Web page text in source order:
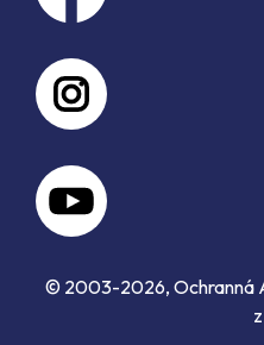
© 2003-2026, Ochranná